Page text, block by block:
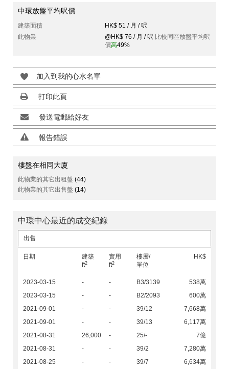
中環放盤平均呎價
建築面積
HK$ 51 / 月 / 呎
此物業
@HK$ 76 / 月 / 呎 比較同區放盤平均呎
價高49%
加入到我的心水名單
打印此頁
發送電郵給好友
報告錯誤
樓盤在相同大廈
此物業的其它出租盤 (44)
此物業的其它出售盤 (14)
中環中心最近的成交紀錄
出售
日期
建築
ft2
實用
ft2
樓層/
單位
HK$
2023-03-15 - - B3/3139
538萬
2023-03-15
- - B2/2093
600萬
2021-09-01
- - 39/12
7,668萬
2021-09-01
- - 39/13
6,117萬
2021-08-31
26,000 - 25/-
7億
2021-08-31
- - 39/2
7,280萬
2021-08-25
- - 39/7
6,634萬